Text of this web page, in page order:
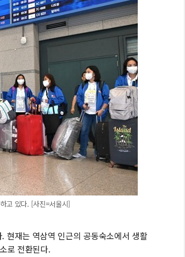
고 있다. [사진=서울시]
현재는 역삼역 인근의 공동숙소에서 생활
로 전환된다.